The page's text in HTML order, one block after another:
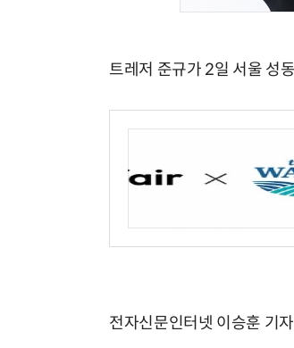
트레저 준규가 2일 서울 성
전자신문인터넷 이승훈